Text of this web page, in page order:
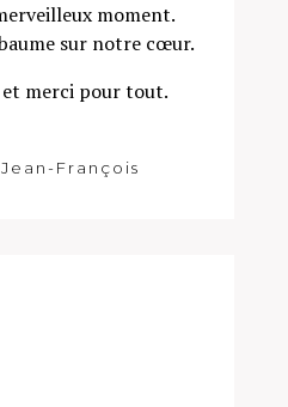
moment.
sur notre cœur.
merci pour tout.
François